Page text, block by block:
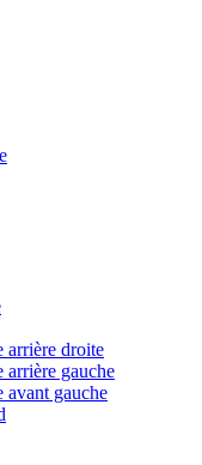
arrière droite
arrière gauche
avant gauche